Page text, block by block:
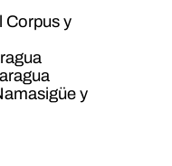
Corpus y
y